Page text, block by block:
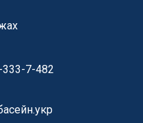
333-7-482